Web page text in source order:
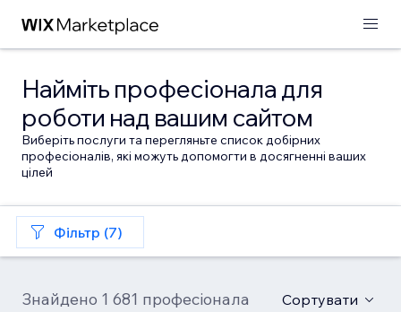
Найміть професіонала для
роботи над вашим сайтом
Виберіть послуги та перегляньте список добірних
професіоналів, які можуть допомогти в досягненні ваших
цілей
Фільтр (7)
Знайдено 1 681 професіонала Сортувати